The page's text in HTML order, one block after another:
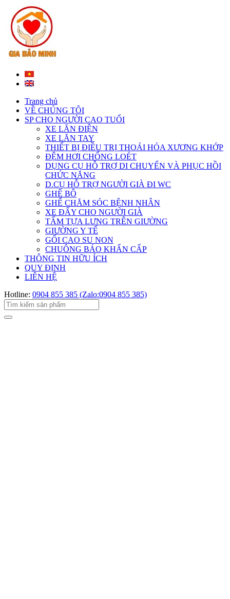
Trang chủ
VỀ CHÚNG TÔI
SP CHO NGƯỜI CAO TUỔI
XE LĂN ĐIỆN
XE LĂN TAY
THIẾT BỊ ĐIỀU TRỊ THOÁI HÓA XƯƠNG KHỚP
ĐỆM HƠI CHỐNG LOÉT
DỤNG CỤ HỖ TRỢ DI CHUYỂN VÀ PHỤC HỒI
CHỨC NĂNG
D.CỤ HỖ TRỢ NGƯỜI GIÀ ĐI WC
GHẾ BÔ
GHẾ CHĂM SÓC BỆNH NHÂN
XE ĐẨY CHO NGƯỜI GIÀ
TẤM TỰA LƯNG TRÊN GIƯỜNG
GIƯỜNG Y TẾ
GỐI CAO SU NON
CHUÔNG BÁO KHẨN CẤP
THÔNG TIN HỮU ÍCH
QUY ĐỊNH
LIÊN HỆ
Hotline: 0904 855 385 (Zalo:0904 855 385)